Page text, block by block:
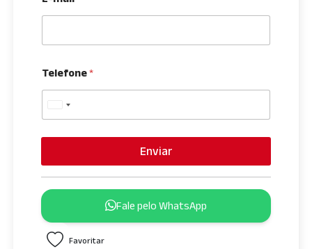
Telefone*
e
d
t
a
Enviar
Fale pelo WhatsApp
Favoritar